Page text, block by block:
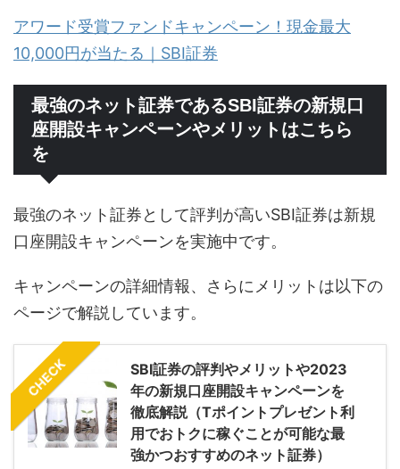
アワード受賞ファンドキャンペーン！現金最大
10,000円が当たる｜SBI証券
最強のネット証券であるSBI証券の新規口
座開設キャンペーンやメリットはこちら
を
最強のネット証券として評判が高いSBI証券は新規
口座開設キャンペーンを実施中です。
キャンペーンの詳細情報、さらにメリットは以下の
ページで解説しています。
CHECK
SBI証券の評判やメリットや2023
年の新規口座開設キャンペーンを
徹底解説（Tポイントプレゼント利
用でおトクに稼ぐことが可能な最
強かつおすすめのネット証券）